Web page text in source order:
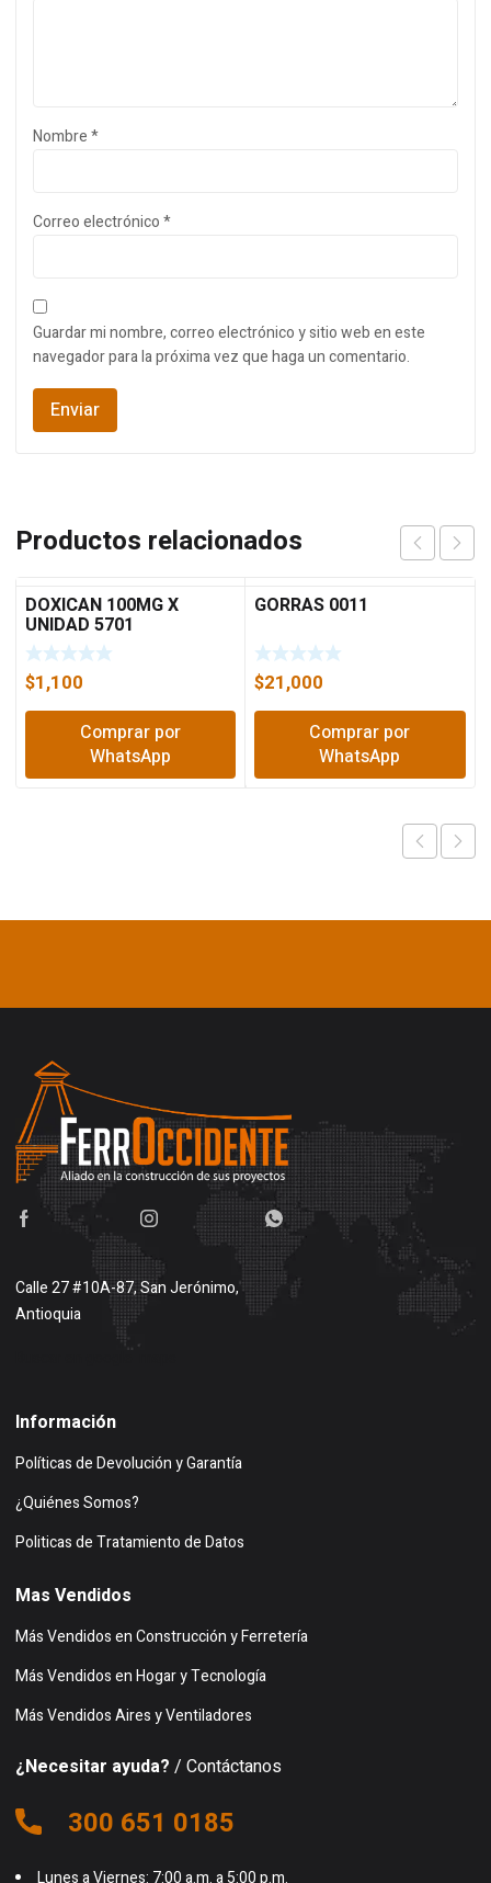
Nombre*
Correo electrónico*
Guardar mi nombre, correo electrónico y sitio web en este
navegador para la próxima vez que haga un comentario.
Productos relacionados
DOXICAN 100MG X
UNIDAD 5701
$1,100
Comprar por
WhatsApp
GORRAS 0011
$21,000
Comprar por
WhatsApp
Calle 27 #10A-87, San Jerónimo,
Antioquia
Información
Políticas de Devolución y Garantía
¿Quiénes Somos?
Politicas de Tratamiento de Datos
Mas Vendidos
Más Vendidos en Construcción y Ferretería
Más Vendidos en Hogar y Tecnología
Más Vendidos Aires y Ventiladores
¿Necesitar ayuda? / Contáctanos
300 651 0185
Lunes a Viernes: 7:00 a.m. a 5:00 p.m.